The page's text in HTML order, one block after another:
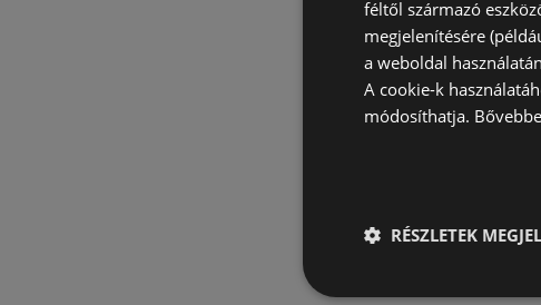
féltől származó
megjelenítésére
a weboldal
A cookie-k
módosíthatja.
RÉSZLETEK